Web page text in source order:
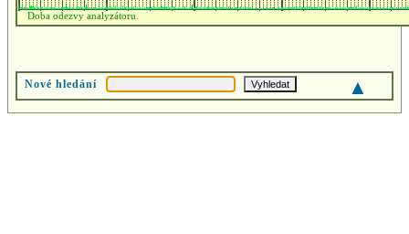
Doba odezvy analyzátoru.
Nové hledání ▲